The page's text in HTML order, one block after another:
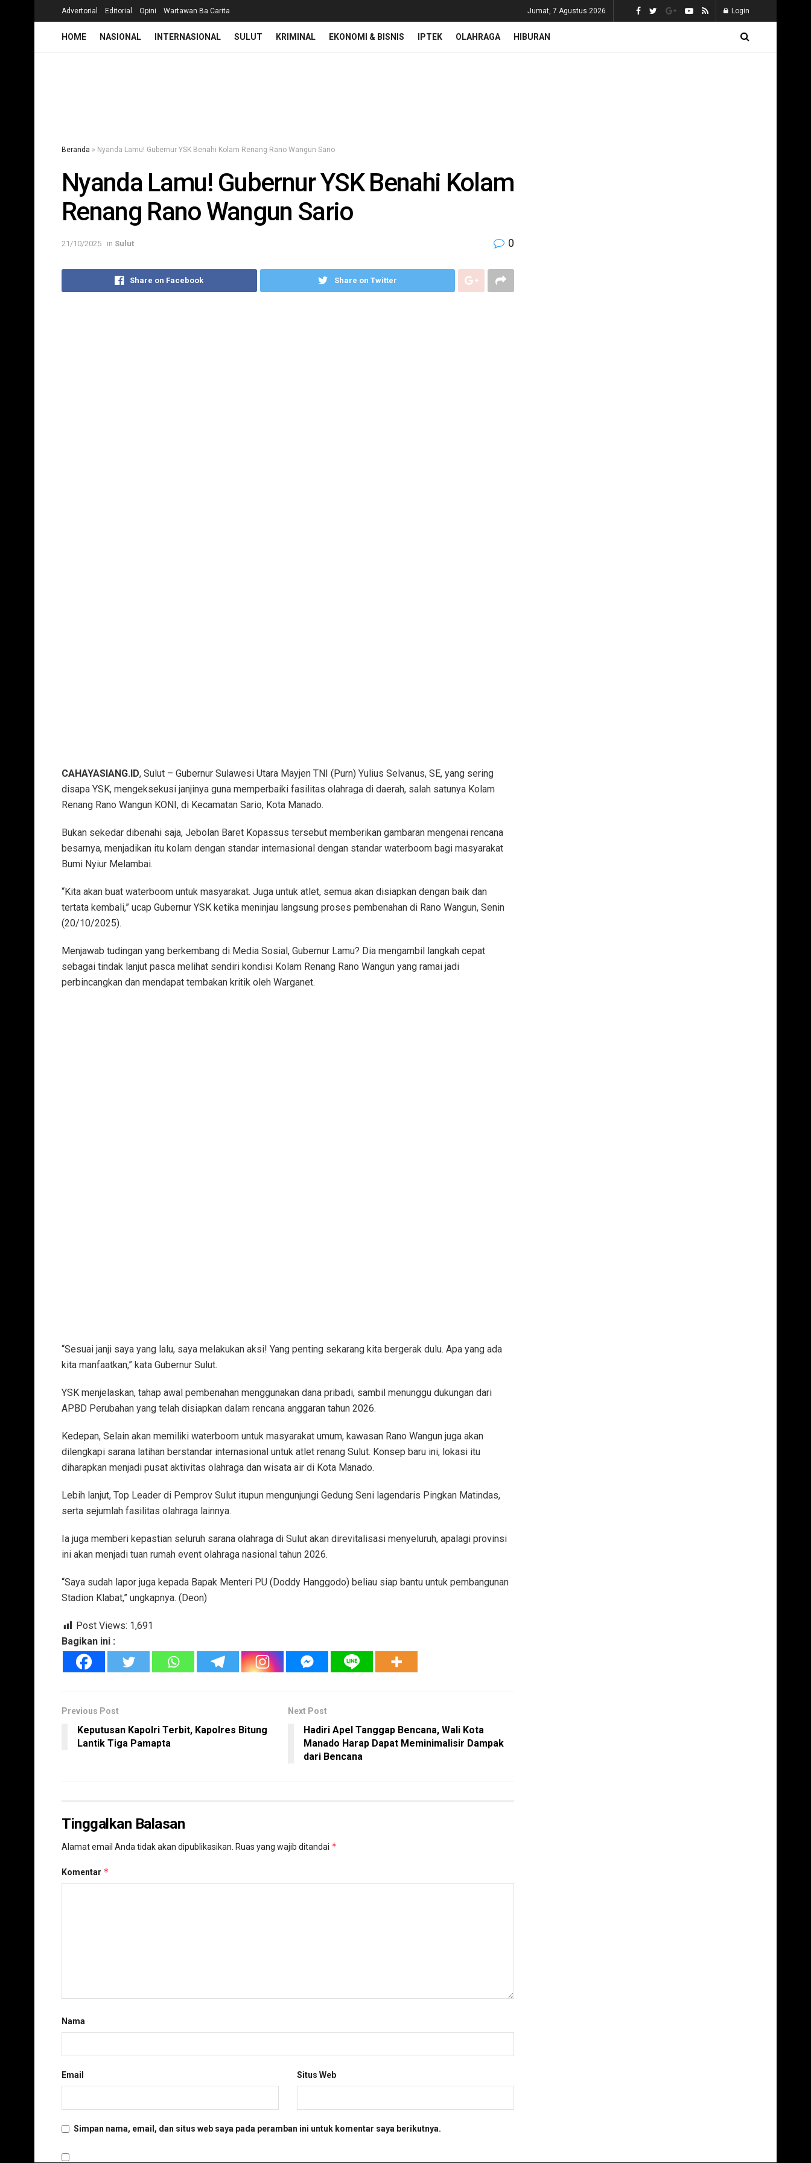
Advertorial Editorial Opini Wartawan Ba Carita Jumat, 7 Agustus 2026 Login
HOME NASIONAL INTERNASIONAL SULUT KRIMINAL EKONOMI & BISNIS IPTEK OLAHRAGA HIBURAN
Beranda » Nyanda Lamu! Gubernur YSK Benahi Kolam Renang Rano Wangun Sario
Nyanda Lamu! Gubernur YSK Benahi Kolam
Renang Rano Wangun Sario
21/10/2025 in Sulut 0
Share on Facebook Share on Twitter
CAHAYASIANG.ID, Sulut – Gubernur Sulawesi Utara Mayjen TNI (Purn) Yulius Selvanus, SE, yang sering
disapa YSK, mengeksekusi janjinya guna memperbaiki fasilitas olahraga di daerah, salah satunya Kolam
Renang Rano Wangun KONI, di Kecamatan Sario, Kota Manado.
Bukan sekedar dibenahi saja, Jebolan Baret Kopassus tersebut memberikan gambaran mengenai rencana
besarnya, menjadikan itu kolam dengan standar internasional dengan standar waterboom bagi masyarakat
Bumi Nyiur Melambai.
“Kita akan buat waterboom untuk masyarakat. Juga untuk atlet, semua akan disiapkan dengan baik dan
tertata kembali,” ucap Gubernur YSK ketika meninjau langsung proses pembenahan di Rano Wangun, Senin
(20/10/2025).
Menjawab tudingan yang berkembang di Media Sosial, Gubernur Lamu? Dia mengambil langkah cepat
sebagai tindak lanjut pasca melihat sendiri kondisi Kolam Renang Rano Wangun yang ramai jadi
perbincangkan dan mendapat tembakan kritik oleh Warganet.
“Sesuai janji saya yang lalu, saya melakukan aksi! Yang penting sekarang kita bergerak dulu. Apa yang ada
kita manfaatkan,” kata Gubernur Sulut.
YSK menjelaskan, tahap awal pembenahan menggunakan dana pribadi, sambil menunggu dukungan dari
APBD Perubahan yang telah disiapkan dalam rencana anggaran tahun 2026.
Kedepan, Selain akan memiliki waterboom untuk masyarakat umum, kawasan Rano Wangun juga akan
dilengkapi sarana latihan berstandar internasional untuk atlet renang Sulut. Konsep baru ini, lokasi itu
diharapkan menjadi pusat aktivitas olahraga dan wisata air di Kota Manado.
Lebih lanjut, Top Leader di Pemprov Sulut itupun mengunjungi Gedung Seni lagendaris Pingkan Matindas,
serta sejumlah fasilitas olahraga lainnya.
Ia juga memberi kepastian seluruh sarana olahraga di Sulut akan direvitalisasi menyeluruh, apalagi provinsi
ini akan menjadi tuan rumah event olahraga nasional tahun 2026.
“Saya sudah lapor juga kepada Bapak Menteri PU (Doddy Hanggodo) beliau siap bantu untuk pembangunan
Stadion Klabat,” ungkapnya. (Deon)
Post Views: 1,691
Bagikan ini :
Previous Post
Keputusan Kapolri Terbit, Kapolres Bitung
Lantik Tiga Pamapta
Next Post
Hadiri Apel Tanggap Bencana, Wali Kota
Manado Harap Dapat Meminimalisir Dampak
dari Bencana
Tinggalkan Balasan
Alamat email Anda tidak akan dipublikasikan. Ruas yang wajib ditandai *
Komentar *
Nama
Email Situs Web
Simpan nama, email, dan situs web saya pada peramban ini untuk komentar saya berikutnya.